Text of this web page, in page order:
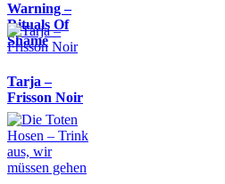
Warning –
Rituals Of
Shame
Tarja –
Frisson Noir